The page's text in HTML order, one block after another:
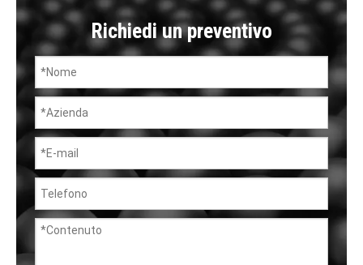
Richiedi un preventivo